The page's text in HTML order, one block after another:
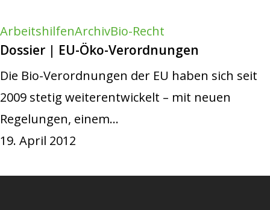
ArbeitshilfenArchivBio-Recht
Dossier | EU-Öko-Verordnungen
Die Bio-Verordnungen der EU haben sich seit
2009 stetig weiterentwickelt – mit neuen
Regelungen, einem…
19. April 2012